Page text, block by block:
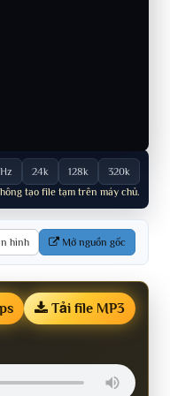
24k 128k
320k
tạo file tạm trên máy chủ.
hình Mở nguồn gốc
Tải file MP3